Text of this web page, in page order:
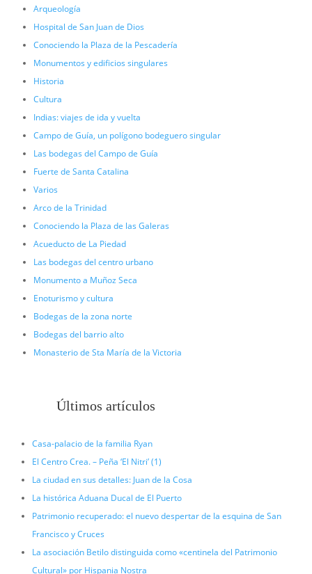
Arqueología
Hospital de San Juan de Dios
Conociendo la Plaza de la Pescadería
Monumentos y edificios singulares
Historia
Cultura
Indias: viajes de ida y vuelta
Campo de Guía, un polígono bodeguero singular
Las bodegas del Campo de Guía
Fuerte de Santa Catalina
Varios
Arco de la Trinidad
Conociendo la Plaza de las Galeras
Acueducto de La Piedad
Las bodegas del centro urbano
Monumento a Muñoz Seca
Enoturismo y cultura
Bodegas de la zona norte
Bodegas del barrio alto
Monasterio de Sta María de la Victoria
Últimos artículos
Casa-palacio de la familia Ryan
El Centro Crea. – Peña ‘El Nitri’ (1)
La ciudad en sus detalles: Juan de la Cosa
La histórica Aduana Ducal de El Puerto
Patrimonio recuperado: el nuevo despertar de la esquina de San
Francisco y Cruces
La asociación Betilo distinguida como «centinela del Patrimonio
Cultural» por Hispania Nostra